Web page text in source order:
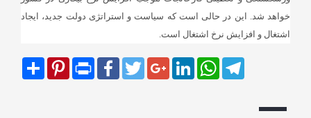
خواهد شد. این در حالی است که سیاست و استراتژی دولت جدید، ایجاد
اشتغال و افزایش نرخ اشتغال است.
SharePinterest Print
FacebookTwitterGoogle+LinkedInWhatsAppTelegram